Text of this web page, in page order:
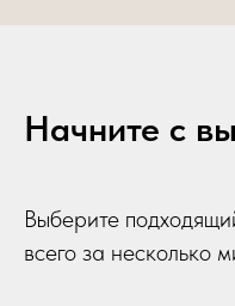
Начните с
Выберите
всего за несколько